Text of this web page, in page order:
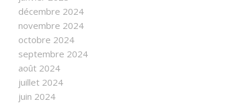
décembre 2024
novembre 2024
octobre 2024
septembre 2024
août 2024
juillet 2024
juin 2024